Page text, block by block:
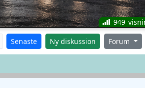
949
Senaste Ny diskussion Forum